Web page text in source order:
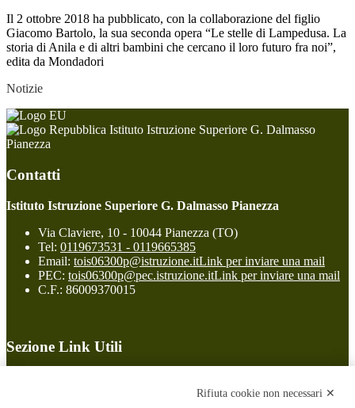
Il 2 ottobre 2018 ha pubblicato, con la collaborazione del figlio
Giacomo Bartolo, la sua seconda opera “Le stelle di Lampedusa. La
storia di Anila e di altri bambini che cercano il loro futuro fra noi”,
edita da Mondadori
Notizie
Istituto Istruzione Superiore G. Dalmasso
Pianezza
Contatti
Istituto Istruzione Superiore G. Dalmasso Pianezza
Via Claviere, 10 - 10044 Pianezza (TO)
Tel: 0119673531 - 0119665385
Email: tois06300p@istruzione.itLink per inviare una mail
PEC: tois06300p@pec.istruzione.itLink per inviare una mail
C.F.: 86009370015
Sezione Link Utili
Rifiuta cookie non necessari ✕